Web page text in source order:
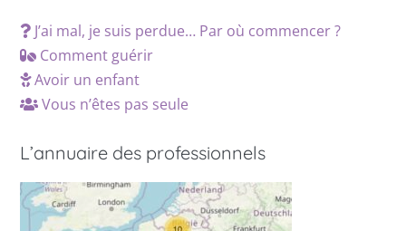
J’ai mal, je suis perdue… Par où commencer ?
Comment guérir
Avoir un enfant
Vous n’êtes pas seule
L’annuaire des professionnels